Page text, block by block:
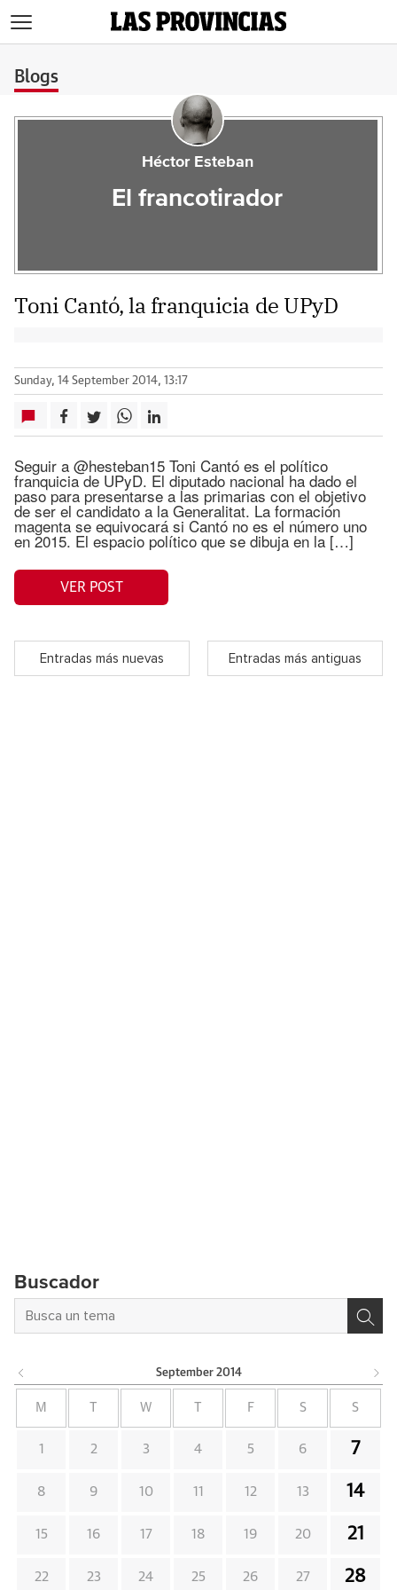
Blogs
Héctor Esteban
El francotirador
Toni Cantó, la franquicia de UPyD
Sunday, 14 September 2014, 13:17
Seguir a @hesteban15 Toni Cantó es el político
franquicia de UPyD. El diputado nacional ha dado el
paso para presentarse a las primarias con el objetivo
de ser el candidato a la Generalitat. La formación
magenta se equivocará si Cantó no es el número uno
en 2015. El espacio político que se dibuja en la […]
VER POST
Entradas más nuevas Entradas más antiguas
Buscador
September 2014
M W F S S
1 2 3 4 5 6 7
8 9 10 11 12 13 14
15 16 17 18 19 20 21
22 23 24 25 26 27 28